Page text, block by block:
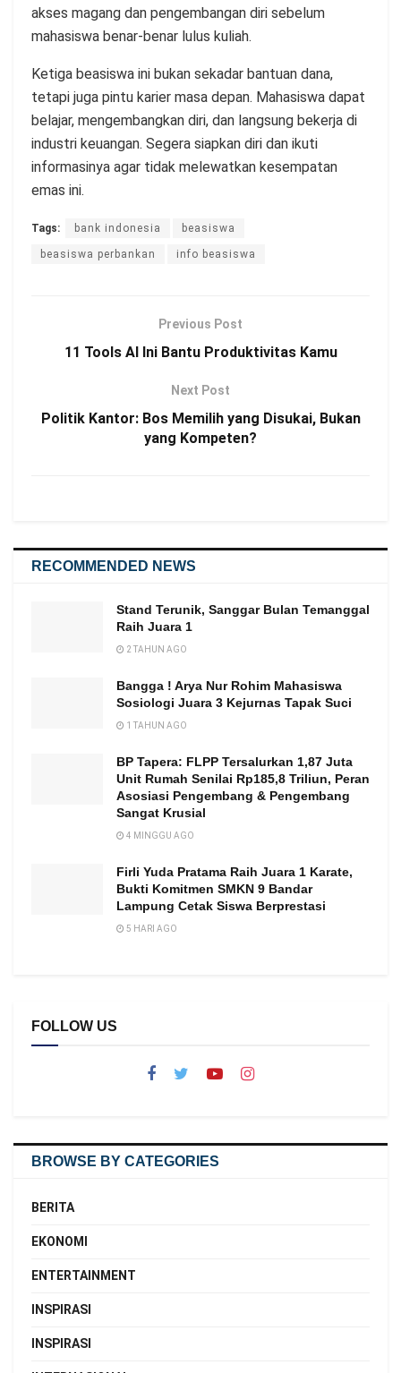
akses magang dan pengembangan diri sebelum
mahasiswa benar-benar lulus kuliah.
Ketiga beasiswa ini bukan sekadar bantuan dana,
tetapi juga pintu karier masa depan. Mahasiswa dapat
belajar, mengembangkan diri, dan langsung bekerja di
industri keuangan. Segera siapkan diri dan ikuti
informasinya agar tidak melewatkan kesempatan
emas ini.
Tags: bank indonesia beasiswa
beasiswa perbankan info beasiswa
Previous Post
11 Tools AI Ini Bantu Produktivitas Kamu
Next Post
Politik Kantor: Bos Memilih yang Disukai, Bukan
yang Kompeten?
RECOMMENDED NEWS
Stand Terunik, Sanggar Bulan Temanggal
Raih Juara 1
2 TAHUN AGO
Bangga ! Arya Nur Rohim Mahasiswa
Sosiologi Juara 3 Kejurnas Tapak Suci
1 TAHUN AGO
BP Tapera: FLPP Tersalurkan 1,87 Juta
Unit Rumah Senilai Rp185,8 Triliun, Peran
Asosiasi Pengembang & Pengembang
Sangat Krusial
4 MINGGU AGO
Firli Yuda Pratama Raih Juara 1 Karate,
Bukti Komitmen SMKN 9 Bandar
Lampung Cetak Siswa Berprestasi
5 HARI AGO
FOLLOW US
BROWSE BY CATEGORIES
BERITA
EKONOMI
ENTERTAINMENT
INSPIRASI
INSPIRASI